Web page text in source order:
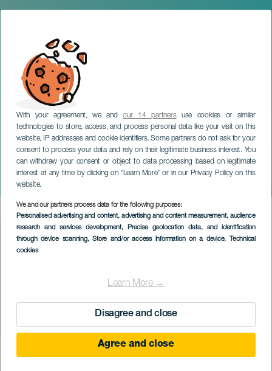
With your agreement, we andour 14 partnersuse cookies or similar
technologies to store, access, and process personal data like your visit on this
website, IP addresses and cookie identifiers. Some partners do not ask for your
consent to process your data and rely on their legitimate business interest. You
can withdraw your consent or object to data processing based on legitimate
interest at any time by clicking on “Learn More” or in our Privacy Policy on this
website.
We and our partners process data for the following purposes:
Personalised advertising and content, advertising and content measurement, audience
research and services development, Precise geolocation data, and identification
through device scanning, Store and/or access information on a device, Technical
cookies
Learn More →
Disagree and close
Agree and close
Javier Infante koncerten
TENERIFE
Imagen
Listado